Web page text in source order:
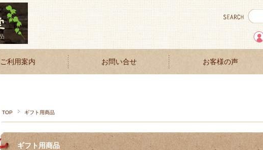
ご利用案内 お問い合せ お客様の声
TOP ギフト用商品
ギフト用商品